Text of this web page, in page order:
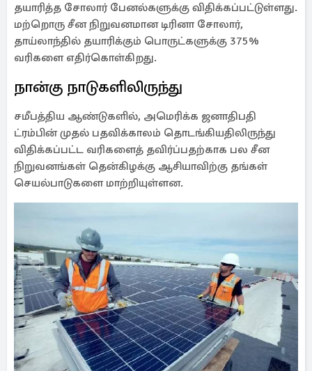
தயாரித்த சோலார் பேனல்களுக்கு விதிக்கப்பட்டுள்ளது.
மற்றொரு சீன நிறுவனமான டிரினா சோலார்,
தாய்லாந்தில் தயாரிக்கும் பொருட்களுக்கு 375%
வரிகளை எதிர்கொள்கிறது.
நான்கு நாடுகளிலிருந்து
சமீபத்திய ஆண்டுகளில், அமெரிக்க ஜனாதிபதி
ட்ரம்பின் முதல் பதவிக்காலம் தொடங்கியதிலிருந்து
விதிக்கப்பட்ட வரிகளைத் தவிர்ப்பதற்காக பல சீன
நிறுவனங்கள் தென்கிழக்கு ஆசியாவிற்கு தங்கள்
செயல்பாடுகளை மாற்றியுள்ளன.